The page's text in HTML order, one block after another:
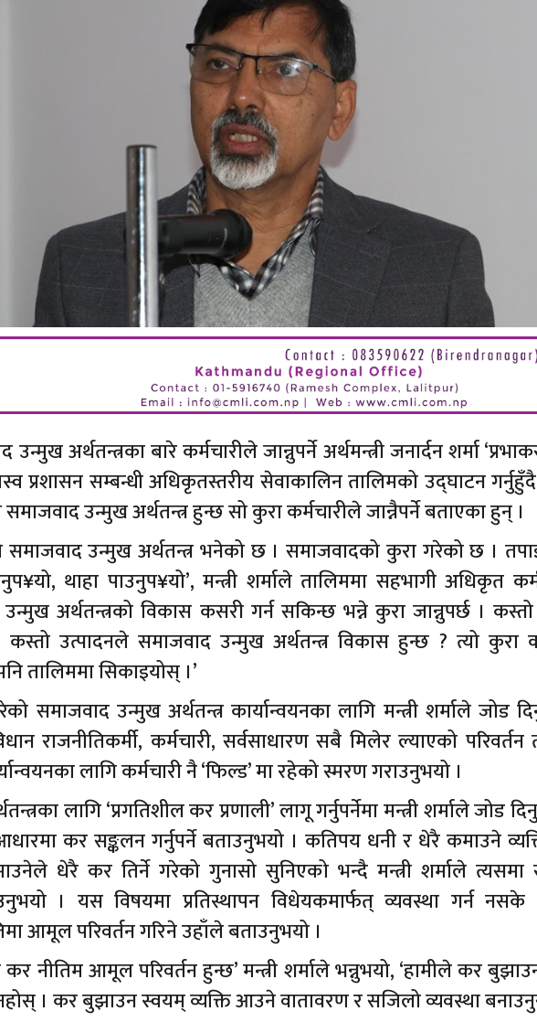
अर्थतन्त्रका बारे कर्मचारीले जान्नुपर्ने अर्थमन्त्री जनार्दन शर्मा
प्रशासन सम्बन्धी अधिकृतस्तरीय सेवाकालिन तालिमको उद्घाटन गर्नुहुँदै
उन्मुख अर्थतन्त्र हुन्छ सो कुरा कर्मचारीले जान्नैपर्ने बताएका हुन् ।
समाजवाद उन्मुख अर्थतन्त्र भनेको छ । समाजवादको कुरा गरेको छ ।
थाहा पाउनुप¥यो’, मन्त्री शर्माले तालिममा सहभागी अधिकृत
अर्थतन्त्रको विकास कसरी गर्न सकिन्छ भन्ने कुरा जान्नुपर्छ ।
कस्तो उत्पादनले समाजवाद उन्मुख अर्थतन्त्र विकास हुन्छ ? त्यो कुरा
तालिममा सिकाइयोस् ।’
समाजवाद उन्मुख अर्थतन्त्र कार्यान्वयनका लागि मन्त्री शर्माले जोड
राजनीतिकर्मी, कर्मचारी, सर्वसाधारण सबै मिलेर ल्याएको
लागि कर्मचारी नै ‘फिल्ड’ मा रहेको स्मरण गराउनुभयो ।
लागि ‘प्रगतिशील कर प्रणाली’ लागू गर्नुपर्नेमा मन्त्री शर्माले जोड
कर सङ्कलन गर्नुपर्ने बताउनुभयो । कतिपय धनी र धेरै कमाउने
धेरै कर तिर्ने गरेको गुनासो सुनिएको भन्दै मन्त्री शर्माले त्यसमा
। यस विषयमा प्रतिस्थापन विधेयकमार्फत् व्यवस्था गर्न नसके
आमूल परिवर्तन गरिने उहाँले बताउनुभयो ।
नीतिम आमूल परिवर्तन हुन्छ’ मन्त्री शर्माले भन्नुभयो, ‘हामीले कर
। कर बुझाउन स्वयम् व्यक्ति आउने वातावरण र सजिलो व्यवस्था